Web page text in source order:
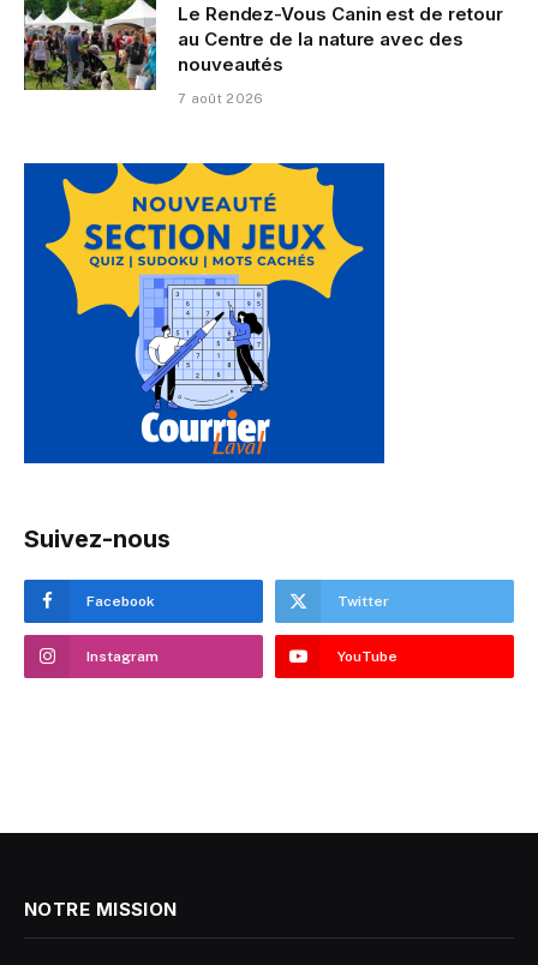
Le Rendez-Vous Canin est de retour
au Centre de la nature avec des
nouveautés
7 août 2026
Suivez-nous
Facebook Twitter
Instagram YouTube
NOTRE MISSION